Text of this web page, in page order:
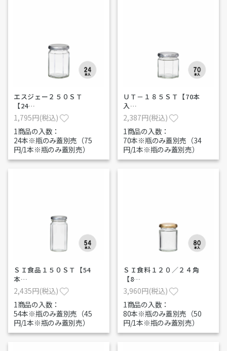
エスジェー２５０ＳＴ
【24…
1,795円(税込)
1商品の入数：
24本※瓶のみ蓋別売（75
円/1本※瓶のみ蓋別売）
ＵＴ－１８５ＳＴ【70本
入…
2,387円(税込)
1商品の入数：
70本※瓶のみ蓋別売（34
円/1本※瓶のみ蓋別売）
ＳＩ食品１５０ＳＴ【54
本…
2,435円(税込)
1商品の入数：
54本※瓶のみ蓋別売（45
円/1本※瓶のみ蓋別売）
ＳＩ食料１２０／２４角
【8…
3,960円(税込)
1商品の入数：
80本※瓶のみ蓋別売（50
円/1本※瓶のみ蓋別売）